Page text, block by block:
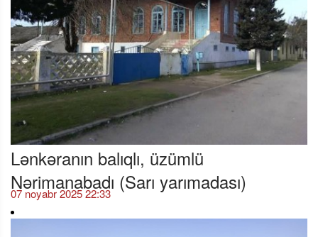
Lənkəranın balıqlı, üzümlü
Nərimanabadı (Sarı yarımadası)
07 noyabr 2025 22:33